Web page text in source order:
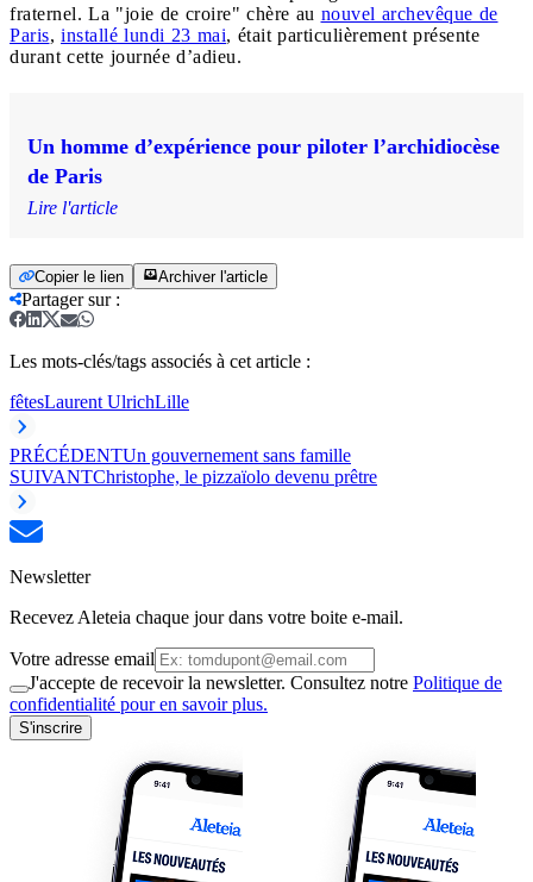
fraternel. La "joie de croire" chère au nouvel archevêque de
Paris, installé lundi 23 mai, était particulièrement présente
durant cette journée d’adieu.
Un homme d’expérience pour piloter l’archidiocèse
de Paris
Lire l'article
Copier le lien Archiver l'article
Partager sur:
Les mots-clés/tags associés à cet article :
fêtesLaurent UlrichLille
PRÉCÉDENTUn gouvernement sans famille
SUIVANTChristophe, le pizzaïolo devenu prêtre
Newsletter
Recevez Aleteia chaque jour dans votre boite e-mail.
Votre adresse email
J'accepte de recevoir la newsletter. Consultez notre Politique de
confidentialité pour en savoir plus.
S'inscrire